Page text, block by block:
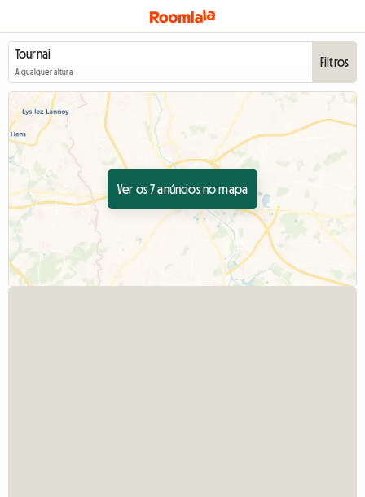
A qualquer altura
Filtros
Ver os 7 anúncios no mapa